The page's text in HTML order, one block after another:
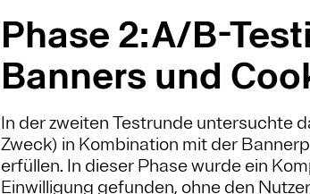
Phase 2: A/B-
Banners und
In der zweiten Testrunde untersuchte
Zweck) in Kombination mit der
erfüllen. In dieser Phase wurde ein
Einwilligung gefunden, ohne den